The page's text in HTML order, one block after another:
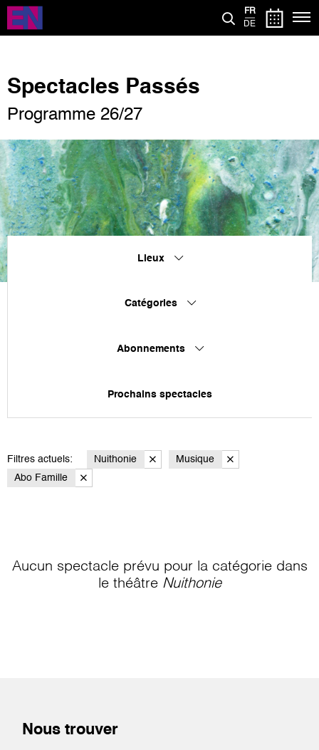
Aller
contenu
FR
DE
Spectacles Passés
Programme 26/27
Lieux
Catégories
Abonnements
Prochains spectacles
Filtres actuels: Nuithonie
Musique
Abo Famille
Aucun spectacle prévu pour la catégorie dans
le théâtre Nuithonie
Nous trouver